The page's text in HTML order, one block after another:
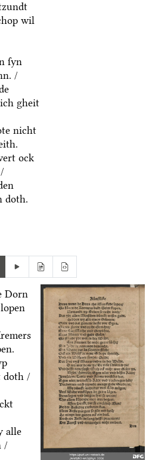
wil
ſyn
/
gheit
nicht
ock
doth.
Dorn
doth /
alle
/